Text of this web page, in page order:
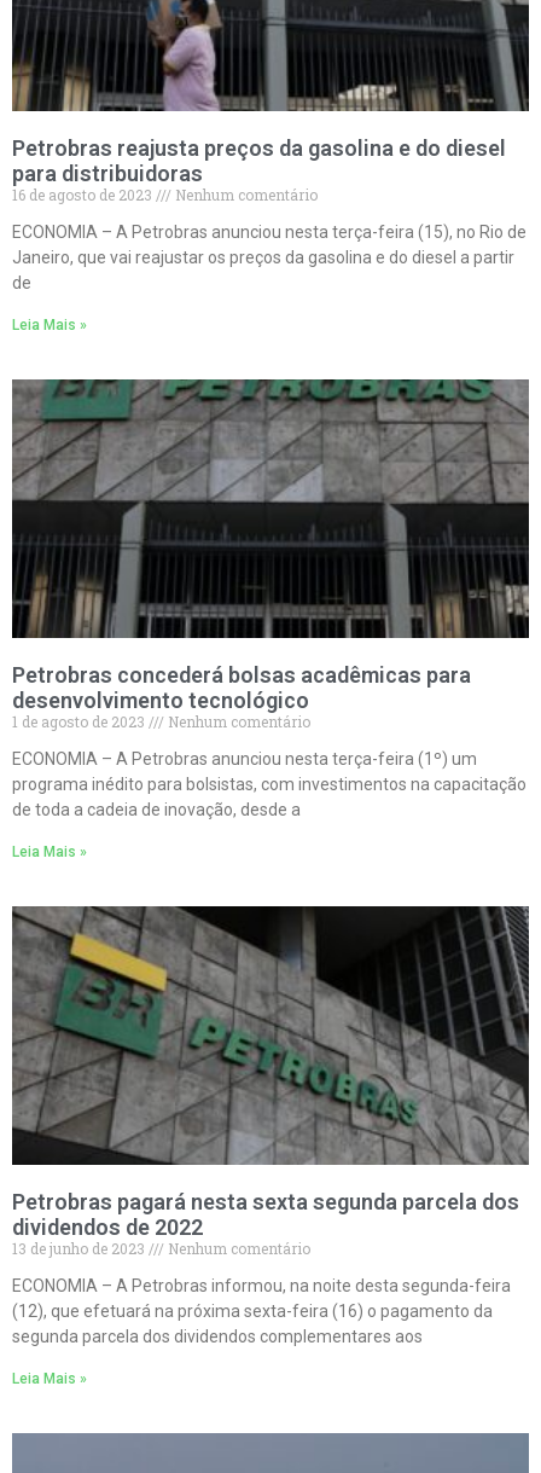
Petrobras reajusta preços da gasolina e do diesel
para distribuidoras
16 de agosto de 2023
Nenhum comentário
ECONOMIA – A Petrobras anunciou nesta terça-feira (15), no Rio de
Janeiro, que vai reajustar os preços da gasolina e do diesel a partir
de
Leia Mais »
Petrobras concederá bolsas acadêmicas para
desenvolvimento tecnológico
1 de agosto de 2023
Nenhum comentário
ECONOMIA – A Petrobras anunciou nesta terça-feira (1º) um
programa inédito para bolsistas, com investimentos na capacitação
de toda a cadeia de inovação, desde a
Leia Mais »
Petrobras pagará nesta sexta segunda parcela dos
dividendos de 2022
13 de junho de 2023
Nenhum comentário
ECONOMIA – A Petrobras informou, na noite desta segunda-feira
(12), que efetuará na próxima sexta-feira (16) o pagamento da
segunda parcela dos dividendos complementares aos
Leia Mais »